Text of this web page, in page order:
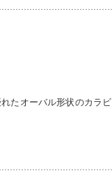
たオーバル形状のカラビ